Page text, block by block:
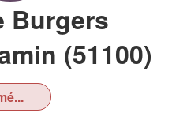
Burgers
(51100)